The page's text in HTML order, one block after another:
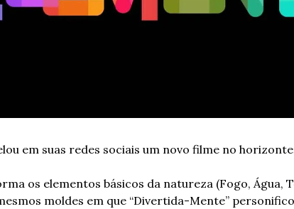
em suas redes sociais um novo filme no
os elementos básicos da natureza (Fogo, Água,
moldes em que “Divertida-Mente”